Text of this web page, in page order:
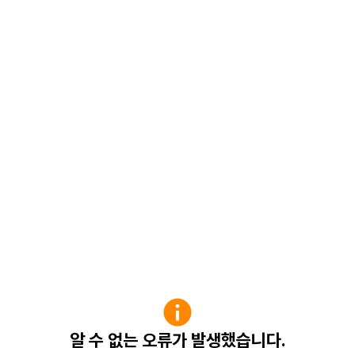
알 수 없는 오류가 발생했습니다.